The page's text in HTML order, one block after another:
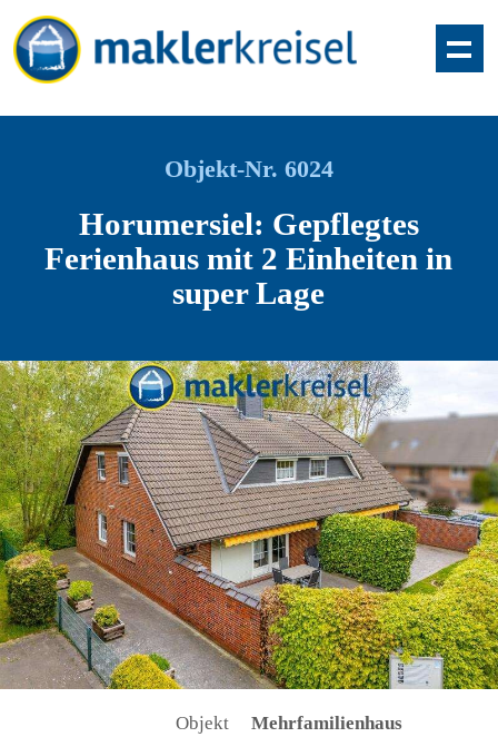
Objekt-Nr. 6024
Horumersiel: Gepflegtes
Ferienhaus mit 2 Einheiten in
super Lage
Objekt
Mehrfamilienhaus